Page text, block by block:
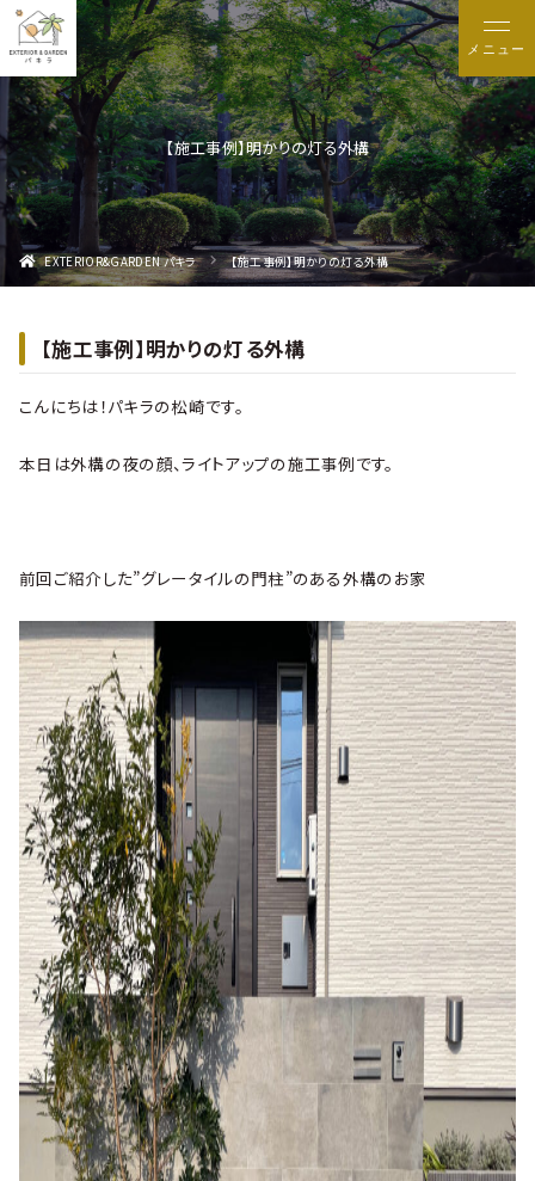
メニュー
【施工事例】明かりの灯る外構
EXTERIOR&GARDEN パキラ 【施工事例】明かりの灯る外構
【施工事例】明かりの灯る外構
こんにちは！パキラの松崎です。
本日は外構の夜の顔、ライトアップの施工事例です。
前回ご紹介した”グレータイルの門柱”のある外構のお家